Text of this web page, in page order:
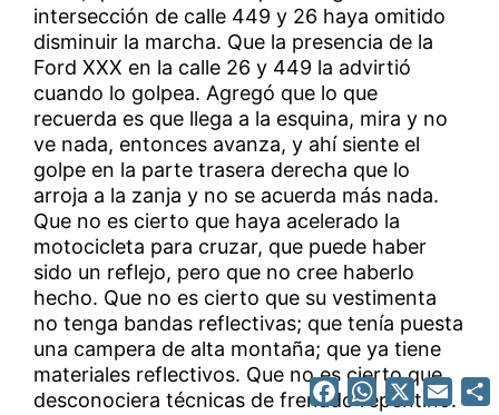
intersección de calle 449 y 26 haya omitido
disminuir la marcha. Que la presencia de la
Ford XXX en la calle 26 y 449 la advirtió
cuando lo golpea. Agregó que lo que
recuerda es que llega a la esquina, mira y no
ve nada, entonces avanza, y ahí siente el
golpe en la parte trasera derecha que lo
arroja a la zanja y no se acuerda más nada.
Que no es cierto que haya acelerado la
motocicleta para cruzar, que puede haber
sido un reflejo, pero que no cree haberlo
hecho. Que no es cierto que su vestimenta
no tenga bandas reflectivas; que tenía puesta
una campera de alta montaña; que ya tiene
materiales reflectivos. Que no es cierto que
desconociera técnicas de frenado repentino.
Facebook
WhatsApp
X